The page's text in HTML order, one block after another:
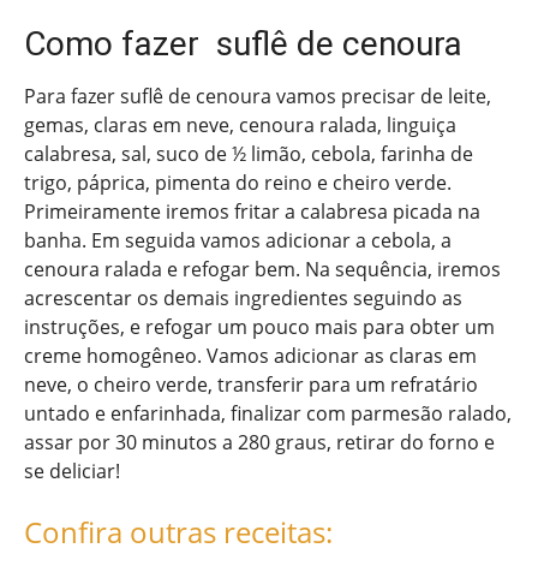
Como fazer suflê de cenoura
Para fazer suflê de cenoura vamos precisar de leite,
gemas, claras em neve, cenoura ralada, linguiça
calabresa, sal, suco de ½ limão, cebola, farinha de
trigo, páprica, pimenta do reino e cheiro verde.
Primeiramente iremos fritar a calabresa picada na
banha. Em seguida vamos adicionar a cebola, a
cenoura ralada e refogar bem. Na sequência, iremos
acrescentar os demais ingredientes seguindo as
instruções, e refogar um pouco mais para obter um
creme homogêneo. Vamos adicionar as claras em
neve, o cheiro verde, transferir para um refratário
untado e enfarinhada, finalizar com parmesão ralado,
assar por 30 minutos a 280 graus, retirar do forno e
se deliciar!
Confira outras receitas: